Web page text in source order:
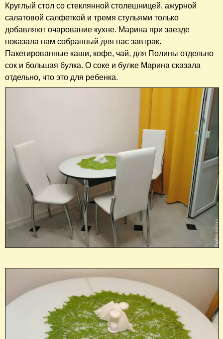
Круглый стол со стеклянной столешницей, ажурной
салатовой салфеткой и тремя стульями только
добавляют очарование кухне. Марина при заезде
показала нам собранный для нас завтрак.
Пакетированные каши, кофе, чай, для Полины отдельно
сок и большая булка. О соке и булке Марина сказала
отдельно, что это для ребенка.